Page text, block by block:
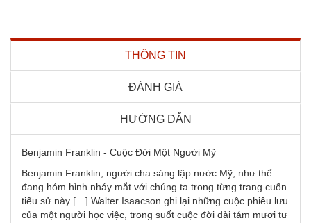
THÔNG TIN
ĐÁNH GIÁ
HƯỚNG DẪN
Benjamin Franklin - Cuộc Đời Một Người Mỹ
Benjamin Franklin, người cha sáng lập nước Mỹ, như thể
đang hóm hỉnh nháy mắt với chúng ta trong từng trang cuốn
tiểu sử này […] Walter Isaacson ghi lại những cuộc phiêu lưu
của một người học việc, trong suốt cuộc đời dài tám mươi tư